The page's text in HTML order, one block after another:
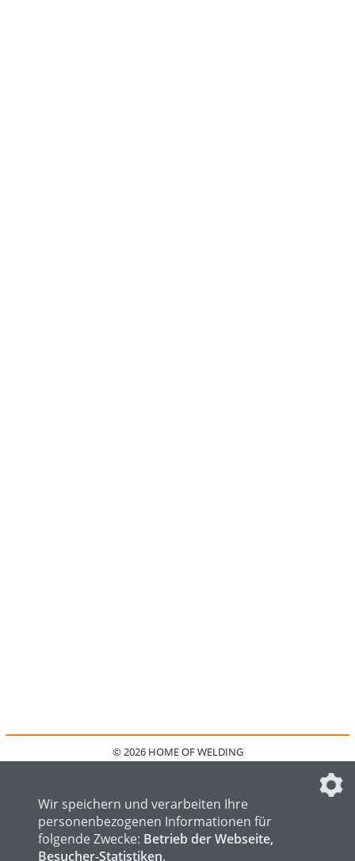
© 2026 HOME OF WELDING
IMPRESSUM
FAQ
DATENSCHUTZEINSTELLUNGEN
Wir speichern und verarbeiten Ihre
personenbezogenen Informationen für
folgende Zwecke: Betrieb der Webseite,
Besucher-Statistiken.